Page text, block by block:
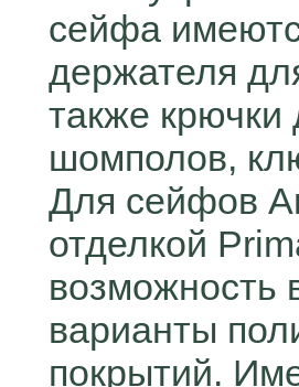
сейфа
держателя
также крючки
шомполов,
Для сейфов
отделкой
возможность
варианты
покрытий.